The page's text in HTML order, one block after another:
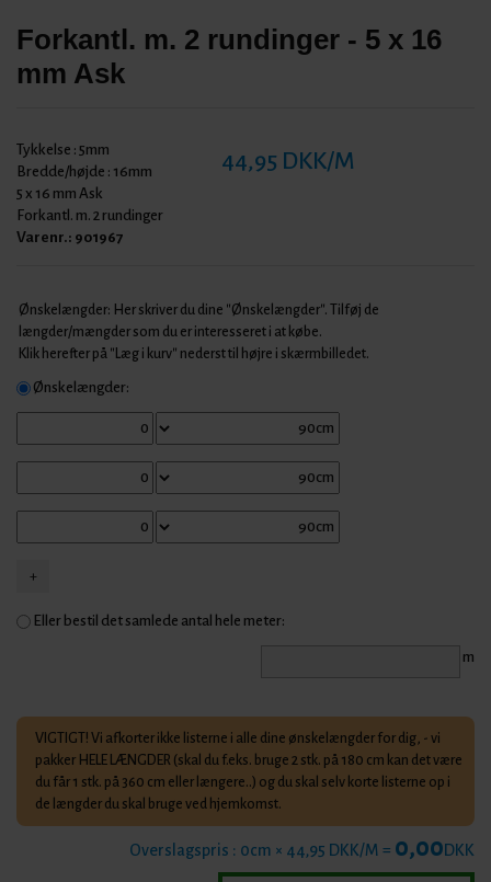
Forkantl. m. 2 rundinger - 5 x 16
mm Ask
Tykkelse : 5mm
Bredde/højde : 16mm
5 x 16 mm Ask
Forkantl. m. 2 rundinger
Varenr.: 901967
44,95 DKK/M
Ønskelængder: Her skriver du dine "Ønskelængder". Tilføj de
længder/mængder som du er interesseret i at købe.
Klik herefter på "Læg i kurv" nederst til højre i skærmbilledet.
Ønskelængder:
Eller bestil det samlede antal hele meter:
m
VIGTIGT! Vi afkorter ikke listerne i alle dine ønskelængder for dig, - vi
pakker HELE LÆNGDER (skal du f.eks. bruge 2 stk. på 180 cm kan det være
du får 1 stk. på 360 cm eller længere..) og du skal selv korte listerne op i
de længder du skal bruge ved hjemkomst.
Overslagspris : 0cm × 44,95 DKK/M = 0,00DKK